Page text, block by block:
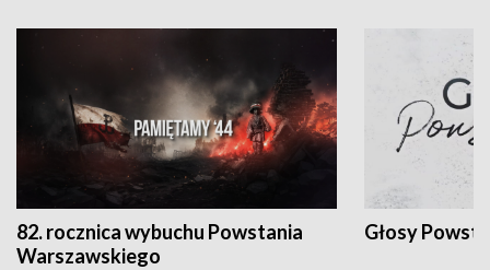
82. rocznica wybuchu Powstania
Warszawskiego
Głosy